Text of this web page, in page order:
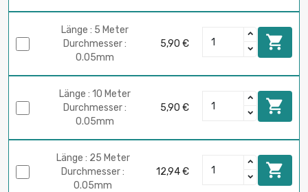
Länge : 5 Meter
Durchmesser :
0.05mm
5,90 € 
Länge : 10 Meter
Durchmesser :
0.05mm
5,90 € 
Länge : 25 Meter
Durchmesser :
0.05mm
12,94 € 